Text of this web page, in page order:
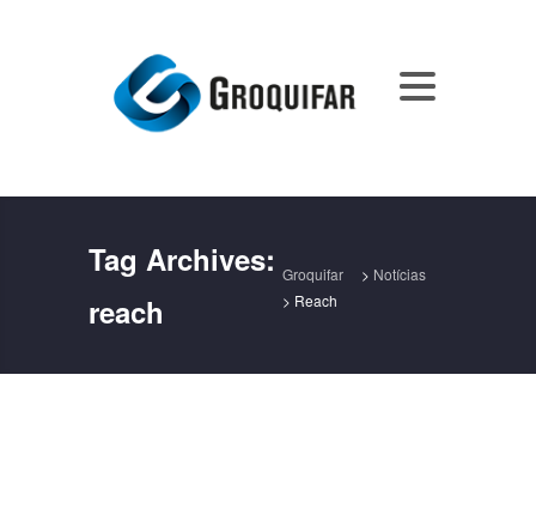
Tag Archives:
reach
Groquifar > Notícias
> Reach